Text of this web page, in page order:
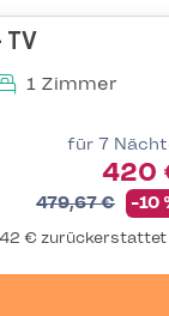
TV
1 Zimmer
für 7
420
479,67 € -10
42 € zurückerstattet